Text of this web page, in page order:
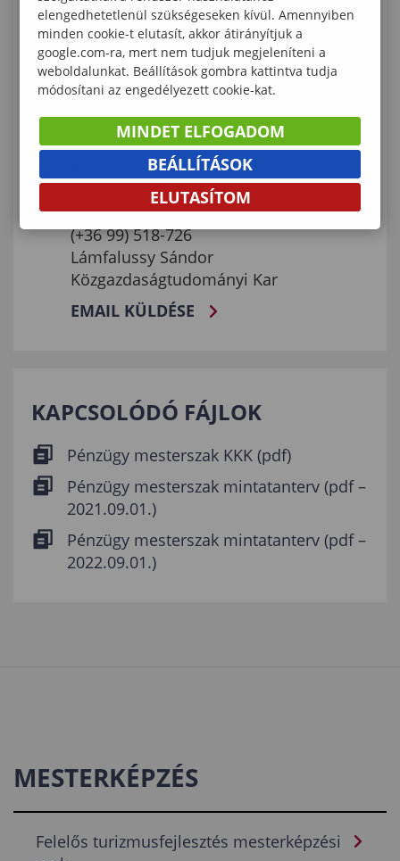
egyetemi docens
I. em. 119.
(+36 99) 518-491
Lámfalussy Sándor
Közgazdaságtudományi Kar
EMAIL KÜLDÉSE
Rázsi Claudia Regina
tanulmányi előadó
fsz. 9.
(+36 99) 518-726
Lámfalussy Sándor
Közgazdaságtudományi Kar
EMAIL KÜLDÉSE
KAPCSOLÓDÓ FÁJLOK
Pénzügy mesterszak KKK (pdf)
Pénzügy mesterszak mintatanterv (pdf –
2021.09.01.)
Pénzügy mesterszak mintatanterv (pdf –
2022.09.01.)
MESTERKÉPZÉS
Felelős turizmusfejlesztés mesterképzési
elengedhetetlenül szükségeseken kívül. Amennyiben
minden cookie-t elutasít, akkor átirányítjuk a
google.com-ra, mert nem tudjuk megjeleníteni a
weboldalunkat. Beállítások gombra kattintva tudja
módosítani az engedélyezett cookie-kat.
MINDET ELFOGADOM
BEÁLLÍTÁSOK
ELUTASÍTOM